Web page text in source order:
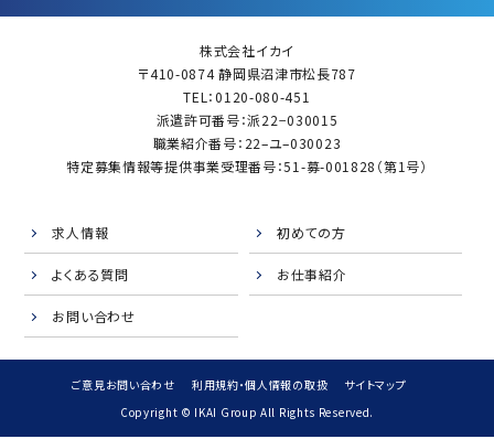
株式会社イカイ
〒410-0874 静岡県沼津市松長787
TEL：0120-080-451
派遣許可番号：派22−030015
職業紹介番号：22–ユ–030023
特定募集情報等提供事業受理番号：51-募-001828（第1号）
求人情報 初めての方
よくある質問 お仕事紹介
お問い合わせ
ご意見お問い合わせ 利用規約・個人情報の取扱
サイトマップ
Copyright © IKAI Group All Rights Reserved.